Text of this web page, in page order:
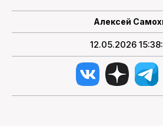
Алексей
12.05.2026